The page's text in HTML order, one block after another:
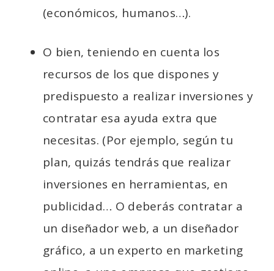
(económicos, humanos…).
O bien, teniendo en cuenta los
recursos de los que dispones y
predispuesto a realizar inversiones y
contratar esa ayuda extra que
necesitas. (Por ejemplo, según tu
plan, quizás tendrás que realizar
inversiones en herramientas, en
publicidad… O deberás contratar a
un diseñador web, a un diseñador
gráfico, a un experto en marketing